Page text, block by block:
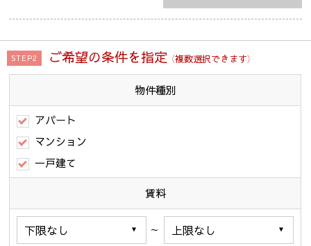
STEP2 ご希望の条件を指定 （複数選択できます）
物件種別
アパート
マンション
一戸建て
賃料
～